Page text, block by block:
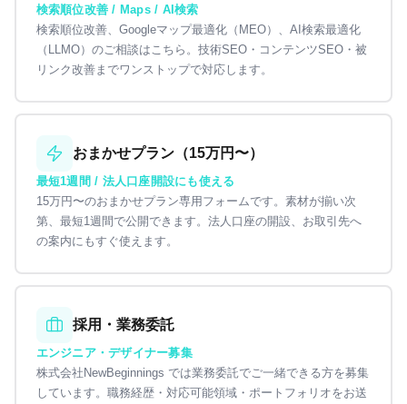
検索順位改善 / Maps / AI検索
検索順位改善、Googleマップ最適化（MEO）、AI検索最適化
（LLMO）のご相談はこちら。技術SEO・コンテンツSEO・被
リンク改善までワンストップで対応します。
おまかせプラン（15万円〜）
最短1週間 / 法人口座開設にも使える
15万円〜のおまかせプラン専用フォームです。素材が揃い次
第、最短1週間で公開できます。法人口座の開設、お取引先へ
の案内にもすぐ使えます。
採用・業務委託
エンジニア・デザイナー募集
株式会社NewBeginnings では業務委託でご一緒できる方を募集
しています。職務経歴・対応可能領域・ポートフォリオをお送